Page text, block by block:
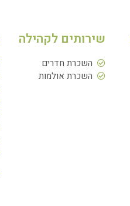
שירותים לקהילה
השכרת חדרים
השכרת אולמות